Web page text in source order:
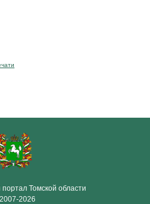
Томской области
2026